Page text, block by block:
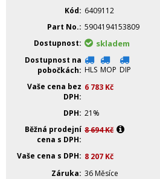
Kód
6409112
Part No. 5904194153809
Dostupnost
skladem
Dostupnost na
pobočkách
HLS MOP DIP
Vaše cena bez
DPH
6 783 Kč
DPH 21%
Běžná prodejní
cena s DPH
8 694Kč
Vaše cena s DPH 8 207 Kč
Záruka 36 Měsíce